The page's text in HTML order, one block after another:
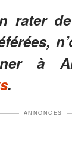
rater
à
.
ANNONCES